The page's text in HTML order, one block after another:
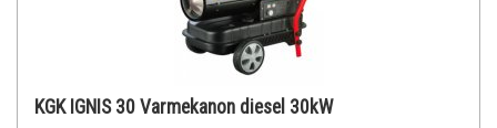
KGK IGNIS 30 Varmekanon diesel 30kW